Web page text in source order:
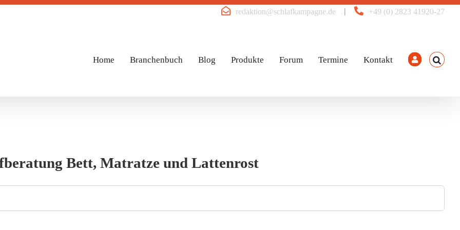
+49 (0) 2823 41920-27
|
redaktion@schlafkampagne.de
Home Branchenbuch Blog Produkte Forum Termine Kontakt
Bett, Matratze und Lattenrost